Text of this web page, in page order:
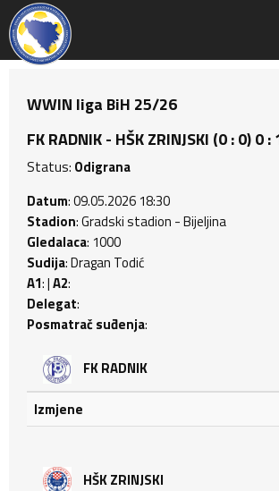
WWIN liga BiH 25/26
FK RADNIK - HŠK ZRINJSKI (0 : 0) 0 :
Status: Odigrana
Datum: 09.05.2026 18:30
Stadion: Gradski stadion - Bijeljina
Gledalaca: 1000
Sudija: Dragan Todić
A1: |A2:
Delegat:
Posmatrač suđenja:
FK RADNIK
Izmjene
HŠK ZRINJSKI